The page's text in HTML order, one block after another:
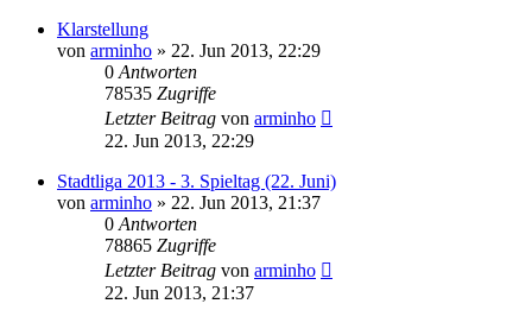
Klarstellung
von arminho » 22. Jun 2013, 22:29
0 Antworten
78535 Zugriffe
Letzter Beitrag von arminho
22. Jun 2013, 22:29
Stadtliga 2013 - 3. Spieltag (22. Juni)
von arminho » 22. Jun 2013, 21:37
0 Antworten
78865 Zugriffe
Letzter Beitrag von arminho
22. Jun 2013, 21:37